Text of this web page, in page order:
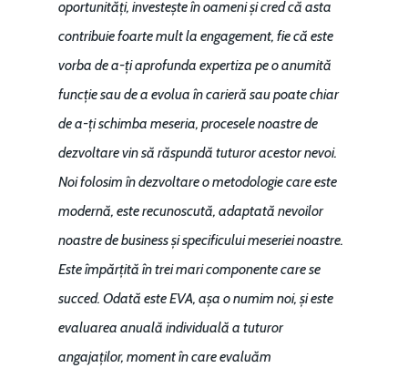
oportunități, investește în oameni și cred că asta
contribuie foarte mult la engagement, fie că este
vorba de a-ți aprofunda expertiza pe o anumită
funcție sau de a evolua în carieră sau poate chiar
de a-ți schimba meseria, procesele noastre de
dezvoltare vin să răspundă tuturor acestor nevoi.
Noi folosim în dezvoltare o metodologie care este
modernă, este recunoscută, adaptată nevoilor
noastre de business și specificului meseriei noastre.
Este împărțită în trei mari componente care se
succed. Odată este EVA, așa o numim noi, și este
evaluarea anuală individuală a tuturor
angajaților, moment în care evaluăm